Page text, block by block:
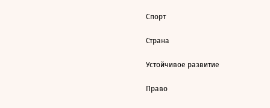
Спорт
Страна
Устойчивое развитие
Право